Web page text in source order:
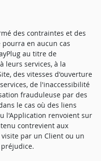
des contraintes et des
en aucun cas
au titre de
leurs services, à la
des vitesses d'ouverture
de l'inaccessibilité
frauduleuse par des
le cas où des liens
l'Application renvoient sur
contrevient aux
par un Client ou un